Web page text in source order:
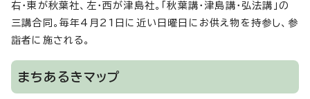
右・東が秋葉社、左・西が津島社。「秋葉講・津島講・弘法講」の
三講合同。毎年4月21日に近い日曜日にお供え物を持参し、参
詣者に施される。
まちあるきマップ